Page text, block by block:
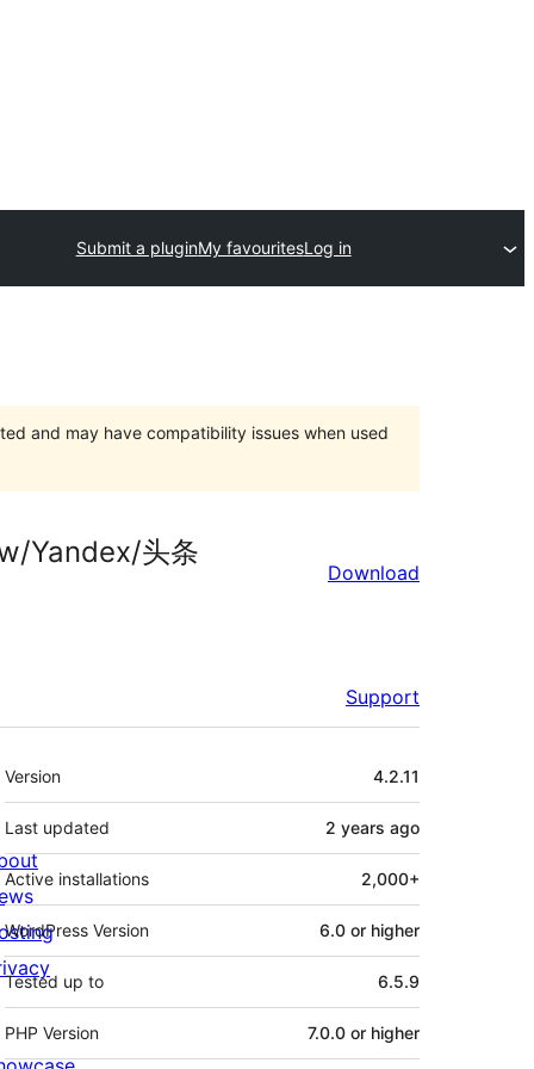
Submit a pluginMy favouritesLog in
and may have compatibility issues when used
Yandex/头条
Download
Support
Meta
Version 4.2.11
Last updated 2 years ago
Active installations 2,000+
WordPress Version 6.0 or higher
Tested up to 6.5.9
PHP Version 7.0.0 or higher